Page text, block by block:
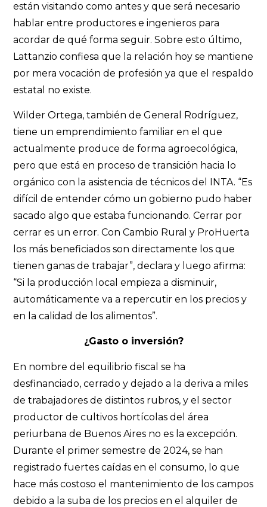
están visitando como antes y que será necesario
hablar entre productores e ingenieros para
acordar de qué forma seguir. Sobre esto último,
Lattanzio confiesa que la relación hoy se mantiene
por mera vocación de profesión ya que el respaldo
estatal no existe.
Wilder Ortega, también de General Rodríguez,
tiene un emprendimiento familiar en el que
actualmente produce de forma agroecológica,
pero que está en proceso de transición hacia lo
orgánico con la asistencia de técnicos del INTA. “Es
difícil de entender cómo un gobierno pudo haber
sacado algo que estaba funcionando. Cerrar por
cerrar es un error. Con Cambio Rural y ProHuerta
los más beneficiados son directamente los que
tienen ganas de trabajar”, declara y luego afirma:
“Si la producción local empieza a disminuir,
automáticamente va a repercutir en los precios y
en la calidad de los alimentos”.
¿Gasto o inversión?
En nombre del equilibrio fiscal se ha
desfinanciado, cerrado y dejado a la deriva a miles
de trabajadores de distintos rubros, y el sector
productor de cultivos hortícolas del área
periurbana de Buenos Aires no es la excepción.
Durante el primer semestre de 2024, se han
registrado fuertes caídas en el consumo, lo que
hace más costoso el mantenimiento de los campos
debido a la suba de los precios en el alquiler de